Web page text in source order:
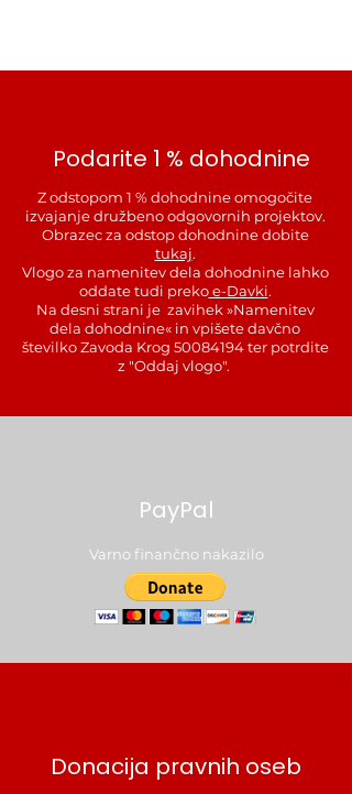
Podarite 1 % dohodnine
Z odstopom 1 % dohodnine omogočite
izvajanje družbeno odgovornih projektov.
Obrazec za odstop dohodnine dobite
tukaj.
Vlogo za namenitev dela dohodnine lahko
oddate tudi prekoe-Davki.
Na desni strani je zavihek »Namenitev
dela dohodnine« in vpišete davčno
številko Zavoda Krog 50084194ter potrdite
z "Oddaj vlogo".
PayPal
Varno finančno nakazilo
Donacija pravnih oseb